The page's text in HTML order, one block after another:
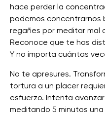
hace perder la
podemos concentrarnos
regañes por meditar mal
Reconoce que te has
Y no importa cuántas
No te apresures.
tortura a un placer
esfuerzo. Intenta
meditando 5 minutos